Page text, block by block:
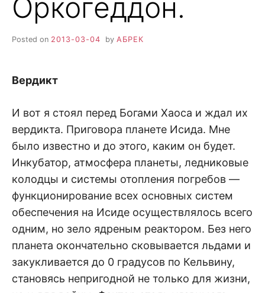
Оркогеддон.
Posted on 2013-03-04 by АБРЕК
Вердикт
И вот я стоял перед Богами Хаоса и ждал их
вердикта. Приговора планете Исида. Мне
было известно и до этого, каким он будет.
Инкубатор, атмосфера планеты, ледниковые
колодцы и системы отопления погребов —
функционирование всех основных систем
обеспечения на Исиде осуществлялось всего
одним, но зело ядреным реактором. Без него
планета окончательно сковывается льдами и
закукливается до 0 градусов по Кельвину,
становясь непригодной не только для жизни,